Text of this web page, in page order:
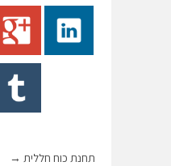
תחנת כוח חללית →